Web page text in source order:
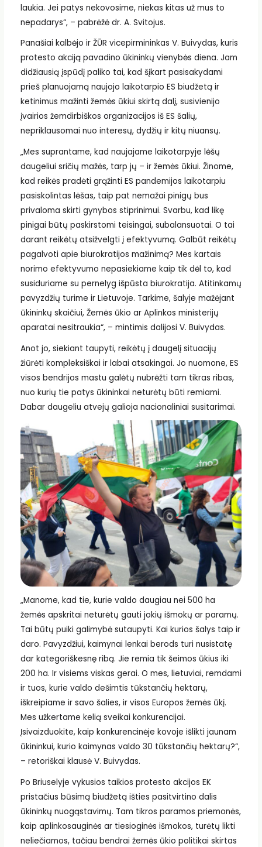
laukia. Jei patys nekovosime, niekas kitas už mus to
nepadarys“, – pabrėžė dr. A. Svitojus.
Panašiai kalbėjo ir ŽŪR vicepirmininkas V. Buivydas, kuris
protesto akciją pavadino ūkininkų vienybės diena. Jam
didžiausią įspūdį paliko tai, kad šįkart pasisakydami
prieš planuojamą naujojo laikotarpio ES biudžetą ir
ketinimus mažinti žemės ūkiui skirtą dalį, susivienijo
įvairios žemdirbiškos organizacijos iš ES šalių,
nepriklausomai nuo interesų, dydžių ir kitų niuansų.
„Mes suprantame, kad naujajame laikotarpyje lėšų
daugeliui sričių mažės, tarp jų – ir žemės ūkiui. Žinome,
kad reikės pradėti grąžinti ES pandemijos laikotarpiu
pasiskolintas lėšas, taip pat nemažai pinigų bus
privaloma skirti gynybos stiprinimui. Svarbu, kad likę
pinigai būtų paskirstomi teisingai, subalansuotai. O tai
darant reikėtų atsižvelgti į efektyvumą. Galbūt reikėtų
pagalvoti apie biurokratijos mažinimą? Mes kartais
norimo efektyvumo nepasiekiame kaip tik dėl to, kad
susiduriame su pernelyg išpūsta biurokratija. Atitinkamų
pavyzdžių turime ir Lietuvoje. Tarkime, šalyje mažėjant
ūkininkų skaičiui, Žemės ūkio ar Aplinkos ministerijų
aparatai nesitraukia“, – mintimis dalijosi V. Buivydas.
Anot jo, siekiant taupyti, reikėtų į daugelį situacijų
žiūrėti kompleksiškai ir labai atsakingai. Jo nuomone, ES
visos bendrijos mastu galėtų nubrėžti tam tikras ribas,
nuo kurių tie patys ūkininkai neturėtų būti remiami.
Dabar daugeliu atvejų galioja nacionaliniai susitarimai.
„Manome, kad tie, kurie valdo daugiau nei 500 ha
žemės apskritai neturėtų gauti jokių išmokų ar paramų.
Tai būtų puiki galimybė sutaupyti. Kai kurios šalys taip ir
daro. Pavyzdžiui, kaimynai lenkai berods turi nusistatę
dar kategoriškesnę ribą. Jie remia tik šeimos ūkius iki
200 ha. Ir visiems viskas gerai. O mes, lietuviai, remdami
ir tuos, kurie valdo dešimtis tūkstančių hektarų,
iškreipiame ir savo šalies, ir visos Europos žemės ūkį.
Mes užkertame kelią sveikai konkurencijai.
Įsivaizduokite, kaip konkurencinėje kovoje išlikti jaunam
ūkininkui, kurio kaimynas valdo 30 tūkstančių hektarų?“,
– retoriškai klausė V. Buivydas.
Po Briuselyje vykusios taikios protesto akcijos EK
pristačius būsimą biudžetą išties pasitvirtino dalis
ūkininkų nuogąstavimų. Tam tikros paramos priemonės,
kaip aplinkosauginės ar tiesioginės išmokos, turėtų likti
neliečiamos, tačiau bendrai žemės ūkio politikai skirtas